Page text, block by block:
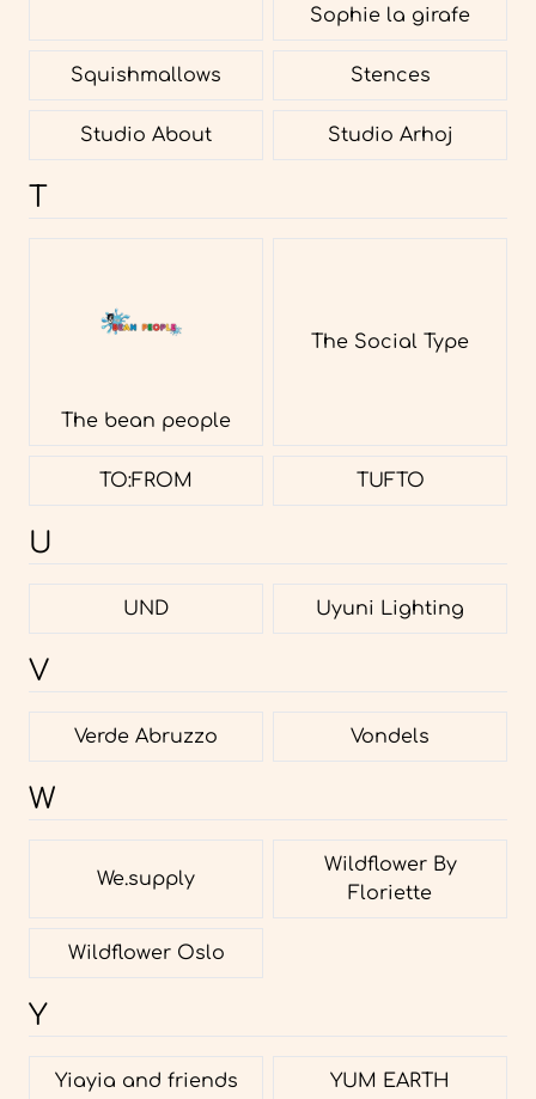
Sophie la girafe
Squishmallows Stences
Studio About Studio Arhoj
T
The bean people
The Social Type
TO:FROM TUFTO
U
UND Uyuni Lighting
V
Verde Abruzzo Vondels
W
We.supply
Wildflower By
Floriette
Wildflower Oslo
Y
Yiayia and friends YUM EARTH